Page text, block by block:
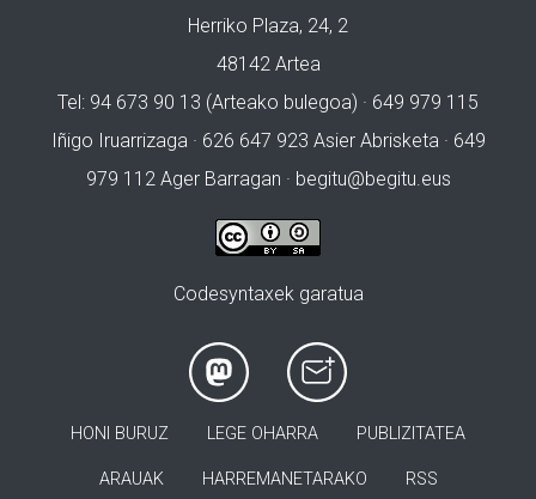
Herriko Plaza, 24, 2
48142 Artea
Tel: 94 673 90 13 (Arteako bulegoa) · 649 979 115
Iñigo Iruarrizaga · 626 647 923 Asier Abrisketa · 649
979 112 Ager Barragan · begitu@begitu.eus
Codesyntaxek garatua
HONI BURUZ LEGE OHARRA PUBLIZITATEA
ARAUAK HARREMANETARAKO RSS